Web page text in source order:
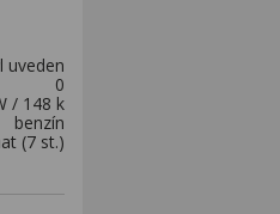
uveden
0
/ 148 k
benzín
(7 st.)